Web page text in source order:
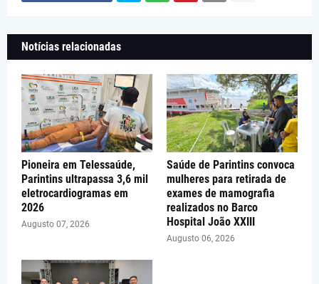
Notícias relacionadas
Pioneira em Telessaúde,
Parintins ultrapassa 3,6 mil
eletrocardiogramas em
2026
Augusto 07, 2026
Saúde de Parintins convoca
mulheres para retirada de
exames de mamografia
realizados no Barco
Hospital João XXIII
Augusto 06, 2026